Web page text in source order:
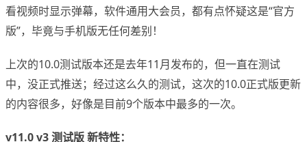
看视频时显示弹幕，软件通用大会员，都有点怀疑这是“官方
版”，毕竟与手机版无任何差别！
上次的10.0测试版本还是去年11月发布的，但一直在测试
中，没正式推送；经过这么久的测试，这次的10.0正式版更新
的内容很多，好像是目前9个版本中最多的一次。
v11.0 v3 测试版 新特性：